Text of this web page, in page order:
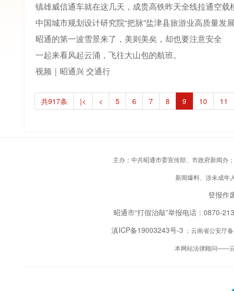
镇雄威信通车就在这几天，成贵高铁昨天全线拉通空载
中国城市规划设计研究院“把脉”盐津县旅游业高质量发展
昭通的第一波雪景来了，美则美矣，却也要注意安全
一起来看风起云涌，飞往大山包的航班。
视频｜昭通兴 交通行
共917条 |< < 5 6 7 8 9 10 11
主办：中共昭通市委宣传部、市政府新闻办
新闻爆料、涉未成年
登报作
昭通市“打假治敲”举报电话：0870-
滇ICP备19003243号-3 ；云南省公安厅
本网站法律顾问——云